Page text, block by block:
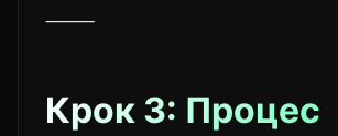
⸻
Крок 3: Процес